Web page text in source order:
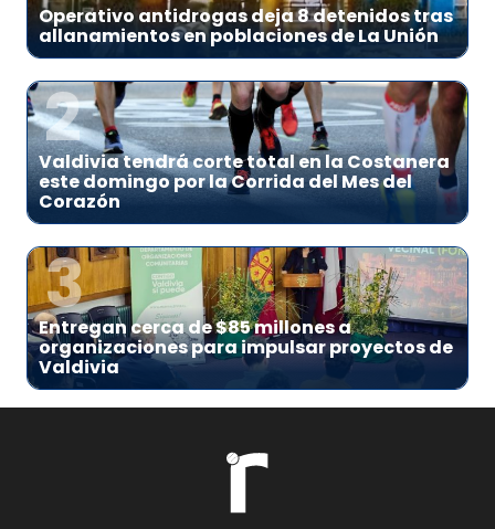
Operativo antidrogas deja 8 detenidos tras
allanamientos en poblaciones de La Unión
2
Valdivia tendrá corte total en la Costanera
este domingo por la Corrida del Mes del
Corazón
3
Entregan cerca de $85 millones a
organizaciones para impulsar proyectos de
Valdivia